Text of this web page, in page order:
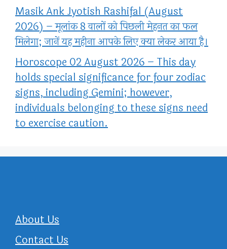
Masik Ank Jyotish Rashifal (August
2026) – मूलांक 8 वालों को पिछली मेहनत का फल
मिलेगा; जानें यह महीना आपके लिए क्या लेकर आया है।
Horoscope 02 August 2026 – This day
holds special significance for four zodiac
signs, including Gemini; however,
individuals belonging to these signs need
to exercise caution.
About Us
Contact Us